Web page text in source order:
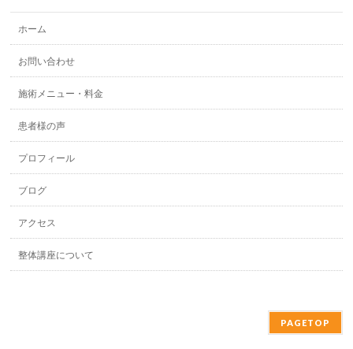
ホーム
お問い合わせ
施術メニュー・料金
患者様の声
プロフィール
ブログ
アクセス
整体講座について
PAGETOP